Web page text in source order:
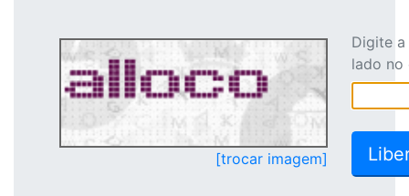
[trocar imagem]
Digite
lado no